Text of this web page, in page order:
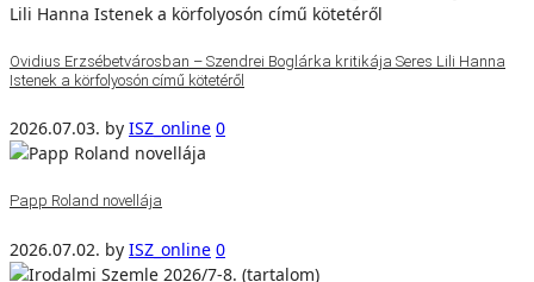
Ovidius Erzsébetvárosban – Szendrei Boglárka kritikája Seres Lili Hanna
Istenek a körfolyosón című kötetéről
2026.07.03. by ISZ_online 0
Papp Roland novellája
2026.07.02. by ISZ_online 0